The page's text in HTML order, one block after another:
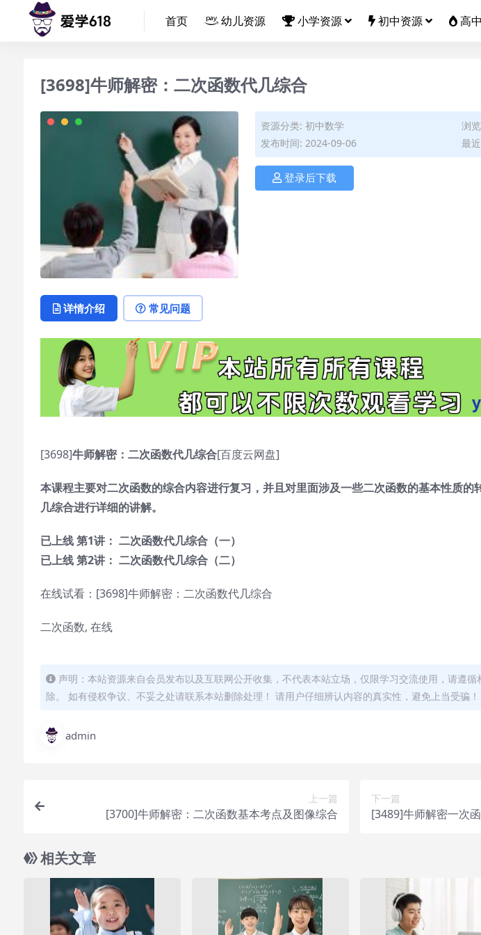
首页 幼儿资源 小学资源 初中资源 高
[3698]牛师解密：二次函数代几综合
资源分类: 初中数学
浏
发布时间: 2024-09-06
最
登录后下载
详情介绍 常见问题
[3698]牛师解密：二次函数代几综合[百度云网盘]
本课程主要对二次函数的综合内容进行复习，并且对里面涉及一些二次函数的基本性质
几综合进行详细的讲解。
已上线 第1讲： 二次函数代几综合（一）
已上线 第2讲： 二次函数代几综合（二）
在线试看：[3698]牛师解密：二次函数代几综合
二次函数, 在线
声明：本站资源来自会员发布以及互联网公开收集，不代表本站立场，仅限学习交流使用，请遵
除。 如有侵权争议、不妥之处请联系本站删除处理！ 请用户仔细辨认内容的真实性，避免上当受骗！
admin
上一篇
[3700]牛师解密：二次函数基本考点及图像综合
下一篇
[3489]牛师解密一次
相关文章